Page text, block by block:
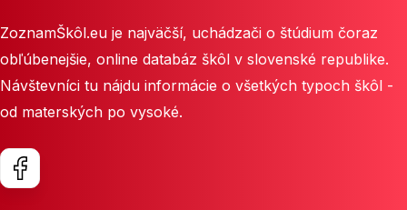
ZoznamŠkôl.eu je najväčší, uchádzači o štúdium čoraz
obľúbenejšie, online databáz škôl v slovenské republike.
Návštevníci tu nájdu informácie o všetkých typoch škôl -
od materských po vysoké.